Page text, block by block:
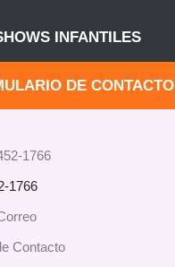
INFANTILES
DE CONTACTO
1766
1766
Contacto